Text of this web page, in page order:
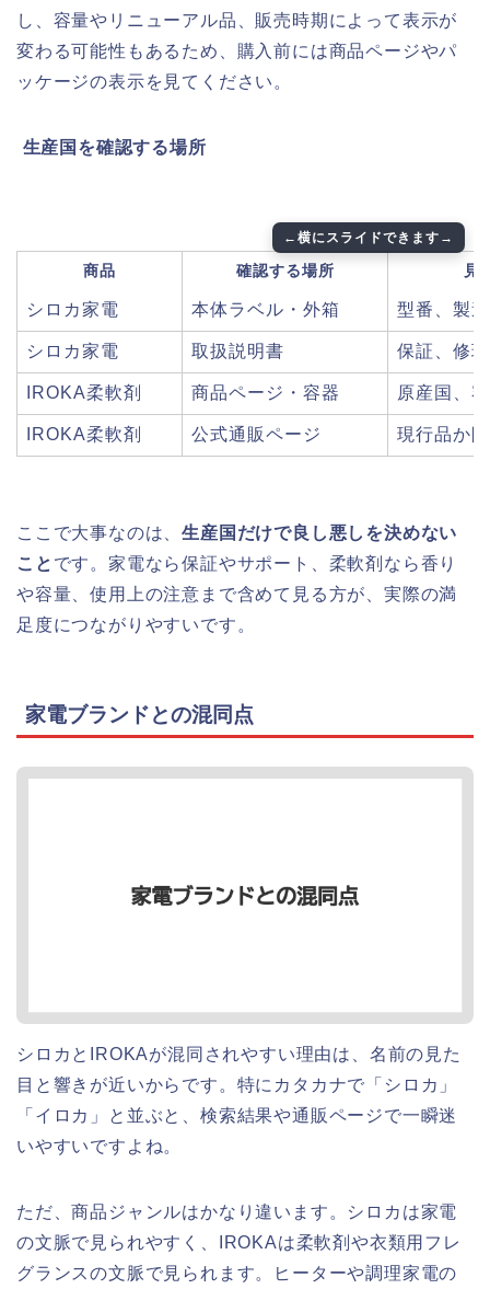
し、容量やリニューアル品、販売時期によって表示が
変わる可能性もあるため、購入前には商品ページやパ
ッケージの表示を見てください。
️ 生産国を確認する場所
商品 確認する場所 見
シロカ家電 本体ラベル・外箱 型番、製
シロカ家電 取扱説明書 保証、修
IROKA柔軟剤 商品ページ・容器 原産国、
IROKA柔軟剤 公式通販ページ 現行品か
ここで大事なのは、生産国だけで良し悪しを決めない
こと です。家電なら保証やサポート、柔軟剤なら香り
や容量、使用上の注意まで含めて見る方が、実際の満
足度につながりやすいです。
家電ブランドとの混同点
シロカとIROKAが混同されやすい理由は、名前の見た
目と響きが近いからです。特にカタカナで「シロカ」
「イロカ」と並ぶと、検索結果や通販ページで一瞬迷
いやすいですよね。
ただ、商品ジャンルはかなり違います。シロカは家電
の文脈で見られやすく、IROKAは柔軟剤や衣類用フレ
グランスの文脈で見られます。ヒーターや調理家電の